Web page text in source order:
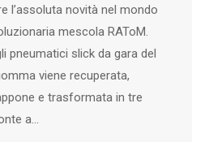
l’assoluta novità nel mondo
mescola RAToM.
pneumatici slick da gara del
viene recuperata,
e trasformata in tre
a…